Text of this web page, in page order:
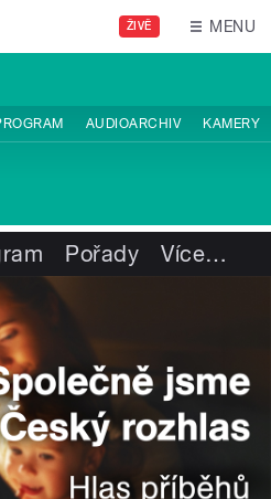
ŽIVĚ MENU
AUDIOARCHIV KAMERY
Pořady Více…